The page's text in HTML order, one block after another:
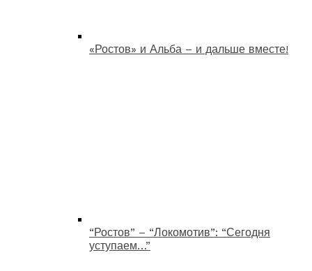
«Ростов» и Альба – и дальше вместе!
“Ростов” – “Локомотив”: “Сегодня
уступаем…”